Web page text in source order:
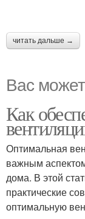
читать дальше →
Вас
Как
Оптимальная
важным
дома. В этой
практические
оптимальную